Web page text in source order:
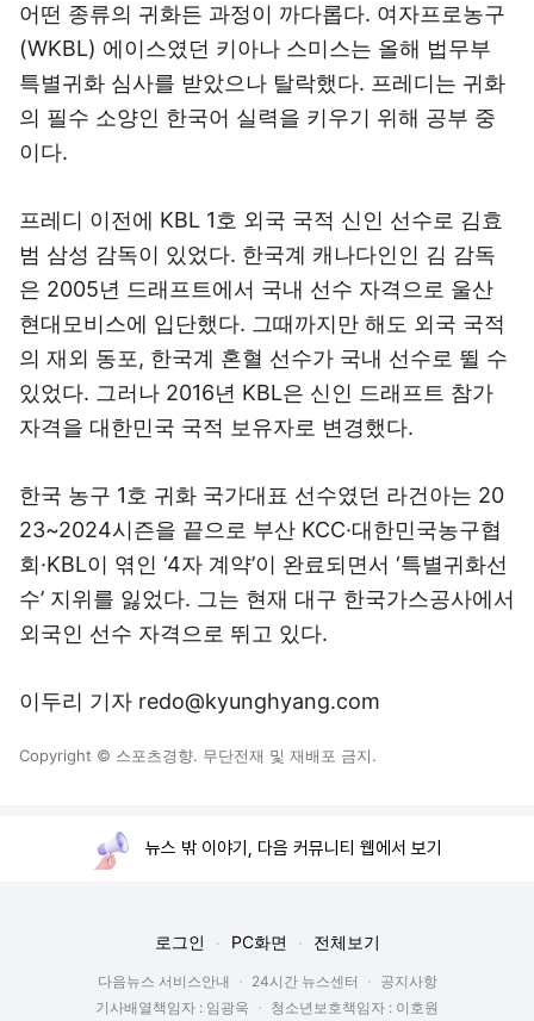
어떤 종류의 귀화든 과정이 까다롭다. 여자프로농구
(WKBL) 에이스였던 키아나 스미스는 올해 법무부
특별귀화 심사를 받았으나 탈락했다. 프레디는 귀화
의 필수 소양인 한국어 실력을 키우기 위해 공부 중
이다.
프레디 이전에 KBL 1호 외국 국적 신인 선수로 김효
범 삼성 감독이 있었다. 한국계 캐나다인인 김 감독
은 2005년 드래프트에서 국내 선수 자격으로 울산
현대모비스에 입단했다. 그때까지만 해도 외국 국적
의 재외 동포, 한국계 혼혈 선수가 국내 선수로 뛸 수
있었다. 그러나 2016년 KBL은 신인 드래프트 참가
자격을 대한민국 국적 보유자로 변경했다.
한국 농구 1호 귀화 국가대표 선수였던 라건아는 20
23~2024시즌을 끝으로 부산 KCC·대한민국농구협
회·KBL이 엮인 ‘4자 계약’이 완료되면서 ‘특별귀화선
수’ 지위를 잃었다. 그는 현재 대구 한국가스공사에서
외국인 선수 자격으로 뛰고 있다.
이두리 기자 redo@kyunghyang.com
Copyright © 스포츠경향. 무단전재 및 재배포 금지.
뉴스 밖 이야기, 다음 커뮤니티 웹에서 보기
로그인 PC화면 전체보기
다음뉴스 서비스안내 24시간 뉴스센터
공지사항
기사배열책임자 : 임광욱
청소년보호책임자 : 이호원